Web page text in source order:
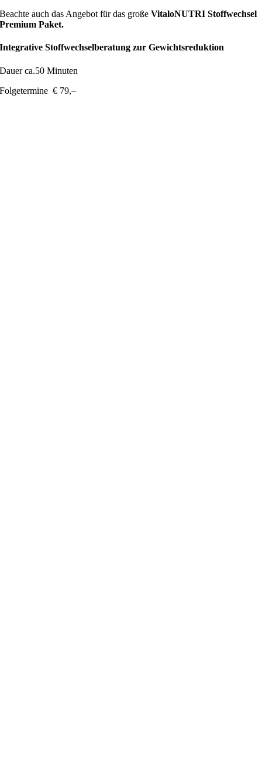
Beachte auch das Angebot für das großeVitaloNUTRI Stoffwechsel
Premium Paket.
Integrative Stoffwechselberatung zur Gewichtsreduktion
Dauer ca.50 Minuten
Folgetermine € 79,–